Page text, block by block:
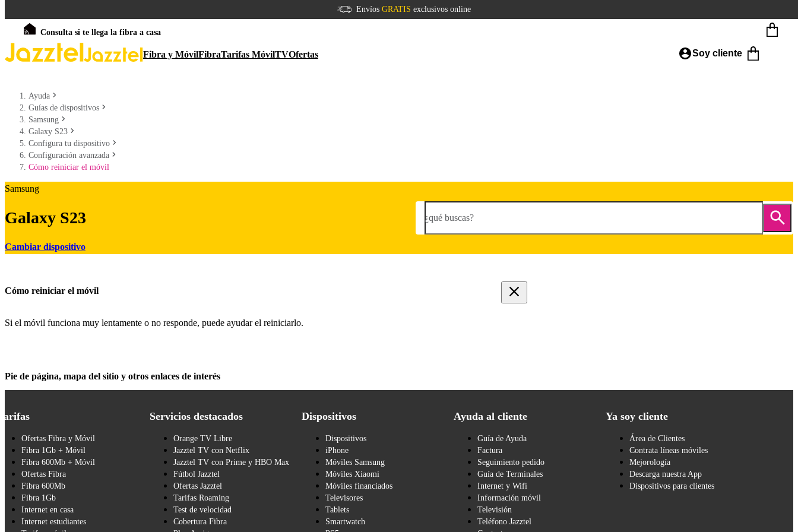
Envíos GRATIS exclusivos online
Consulta si te llega la fibra a casa
Fibra y MóvilFibraTarifas MóvilTVOfertas Soy cliente
Ayuda
Guías de dispositivos
Samsung
Galaxy S23
Configura tu dispositivo
Configuración avanzada
Cómo reiniciar el móvil
Samsung
Galaxy S23
Cambiar dispositivo
¿qué buscas?
Cómo reiniciar el móvil
Si el móvil funciona muy lentamente o no responde, puede ayudar el reiniciarlo.
Pie de página, mapa del sitio y otros enlaces de interés
Ofertas Fibra y Móvil
Fibra 1Gb + Móvil
Fibra 600Mb + Móvil
Ofertas Fibra
Fibra 600Mb
Fibra 1Gb
Internet en casa
Internet estudiantes
Servicios destacados
Orange TV Libre
Jazztel TV con Netflix
Jazztel TV con Prime y HBO Max
Fútbol Jazztel
Ofertas Jazztel
Tarifas Roaming
Test de velocidad
Cobertura Fibra
Dispositivos
Dispositivos
iPhone
Móviles Samsung
Móviles Xiaomi
Móviles financiados
Televisores
Tablets
Smartwatch
Ayuda al cliente
Guía de Ayuda
Factura
Seguimiento pedido
Guía de Terminales
Internet y Wifi
Información móvil
Televisión
Teléfono Jazztel
Ya soy cliente
Área de Clientes
Contrata líneas móviles
Mejorología
Descarga nuestra App
Dispositivos para clientes